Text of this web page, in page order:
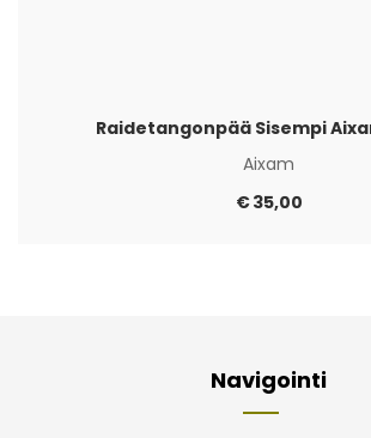
Raidetangonpää Sisempi
Aixam
€35,00
Navigointi